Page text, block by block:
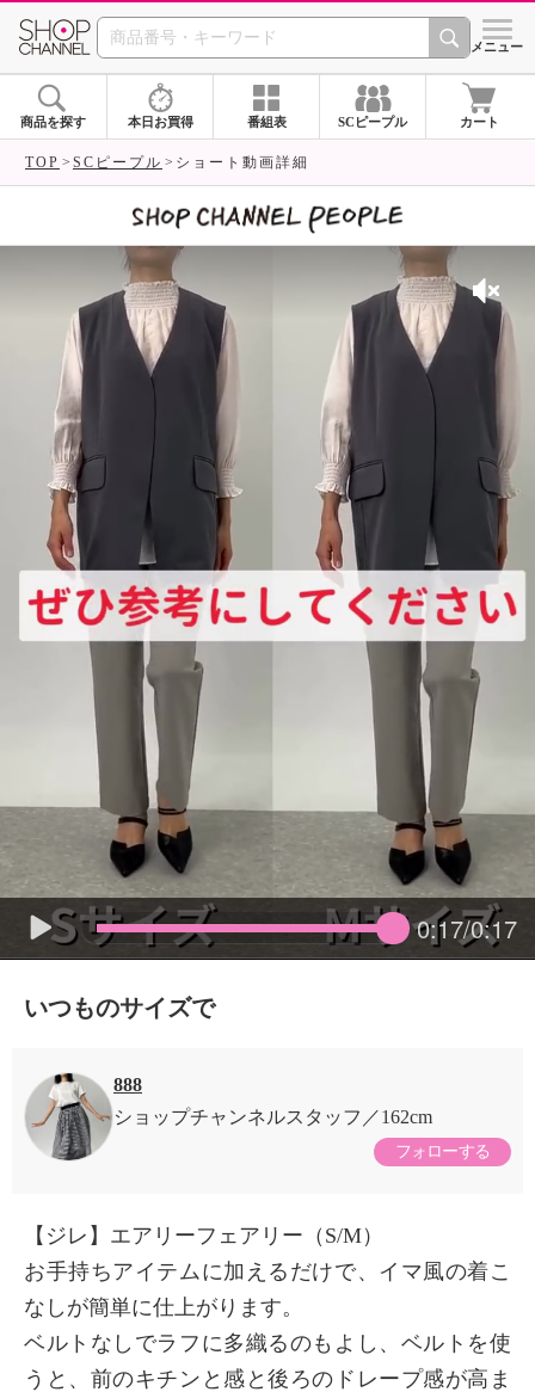
SHOP CHANNEL シメニュー
商品を探す 本日お買得 番組表 SCピープル カート
TOP SCピープル ショート動画詳細
0:17/0:17
いつものサイズで
888
ショップチャンネルスタッフ
162cm
フォローする
【ジレ】エアリーフェアリー（S/M）
お手持ちアイテムに加えるだけで、イマ風の着こ
なしが簡単に仕上がります。
ベルトなしでラフに多織るのもよし、ベルトを使
うと、前のキチンと感と後ろのドレープ感が高ま